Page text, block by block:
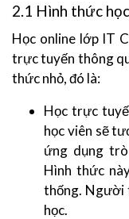
2.1 Hình thức
Học online lớp IT
trực tuyến thông
thức nhỏ, đó là:
Học trực
học viên sẽ
ứng dụng
Hình thức
thống. Người
học.